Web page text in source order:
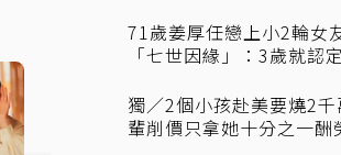
71歲姜厚任戀上小2輪
「七世因緣」：3歲就認
獨／2個小孩赴美要燒2
輩削價只拿她十分之一酬